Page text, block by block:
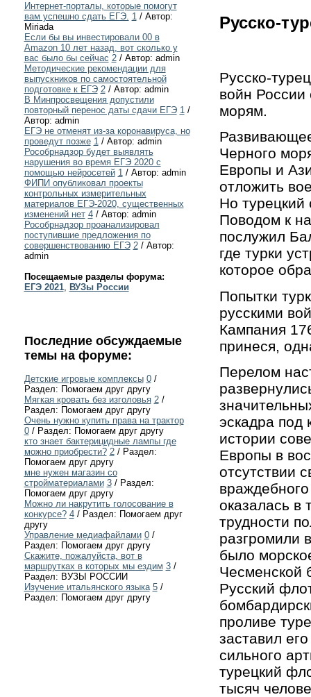
Интернет-порталы, которые помогут
вам успешно сдать ЕГЭ. 1/ Автор:
Miriada
Если бы вы инвестировали 00 в
Amazon 10 лет назад, вот сколько у
вас было бы сейчас 2/ Автор: admin
Методические рекомендации для
выпускников по самостоятельной
подготовке к ЕГЭ 2/ Автор: admin
В Минпросвещения допустили
повторный перенос даты сдачи ЕГЭ 1/
Автор: admin
ЕГЭ не отменят из-за коронавируса, но
проведут позже 1/ Автор: admin
Рособрнадзор будет выявлять
нарушения во время ЕГЭ 2020 с
помощью нейросетей 1/ Автор: admin
ФИПИ опубликовал проекты
контрольных измерительных
материалов ЕГЭ-2020, существенных
изменений нет 4/ Автор: admin
Рособрнадзор проанализировал
поступившие предложения по
совершенствованию ЕГЭ 2/ Автор:
admin
Посещаемые разделы форума:
ЕГЭ 2021, ВУЗы России
Последние обсуждаемые
темы на форуме:
Детские игровые комплексы 0/
Раздел: Помогаем друг другу
Мягкая кровать без изголовья 2/
Раздел: Помогаем друг другу
Очень нужно купить права на трактор
0/ Раздел: Помогаем друг другу
кто знает бактерицидные лампы где
можно приобрести? 2/ Раздел:
Помогаем друг другу
мне нужен магазин со
стройматериалами 3/ Раздел:
Помогаем друг другу
Можно ли накрутить голосование в
конкурсе? 4/ Раздел: Помогаем друг
другу
Управление медиафайлами 0/
Раздел: Помогаем друг другу
Скажите, пожалуйста, вот в
маршрутках в которых мы ездим 3/
Раздел: ВУЗЫ РОССИИ
Изучение итальянского языка 5/
Раздел: Помогаем друг другу
Русско-
Русско-
войн
морям.
Черного
Европы и
отложить
Но турецкий
Поводом к
послужил
где турки
которое
Попытки
русскими
Кампания
принеся,
Перелом
эскадра под
истории
Европы в
отсутствии
оказалась в
трудности
разгромили
было
Чесменской
Русский
проливе
заставил
сильного
турецкий
тысяч